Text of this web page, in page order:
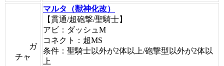
ガ
チャ
マルタ（獣神化改）
【貫通/超砲撃/聖騎士】
アビ：ダッシュM
コネクト：超MS
条件：聖騎士以外が2体以上/砲撃型以外が2体以
上